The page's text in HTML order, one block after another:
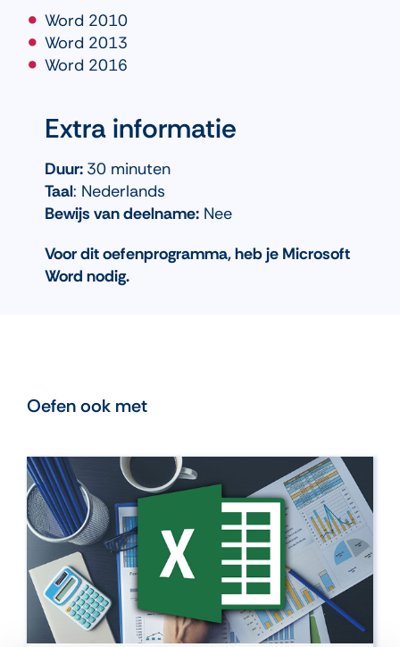
Word 2010
Word 2013
Word 2016
Extra informatie
Duur: 30 minuten
Taal: Nederlands
Bewijs van deelname:Nee
Voor dit oefenprogramma, heb je Microsoft
Word nodig.
Oefen ook met